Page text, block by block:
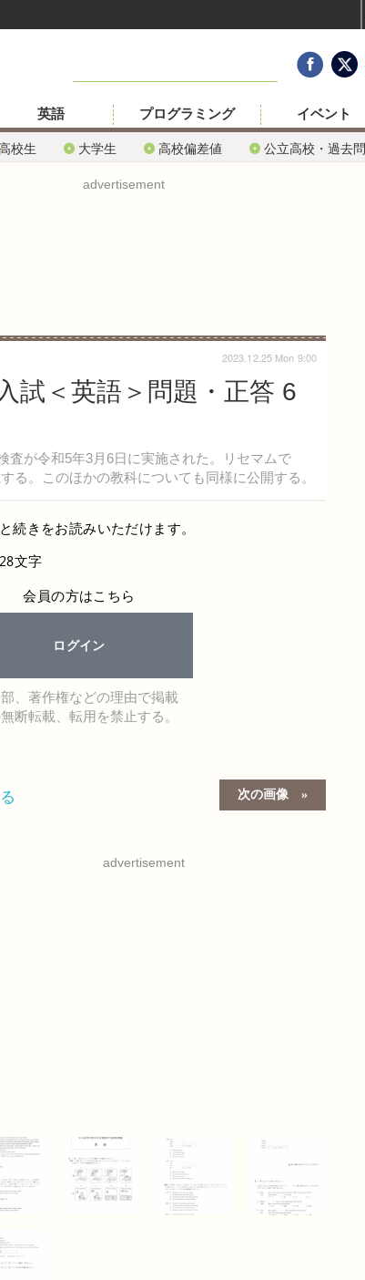
校生 大学生 高校偏差値 公立高校・過去問
英語 プログラミング イベント
advertisement
試＜英語＞問題・正答 6
が令和5年3月6日に実施された。リセマムで
る。このほかの教科についても同様に公開する。
2023.12.25 Mon 9:00
続きをお読みいただけます。
文字
会員の方はこちら
ログイン
、著作権などの理由で掲載
断転載、転用を禁止する。
次の画像
advertisement